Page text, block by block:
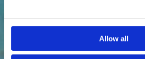
Allow all